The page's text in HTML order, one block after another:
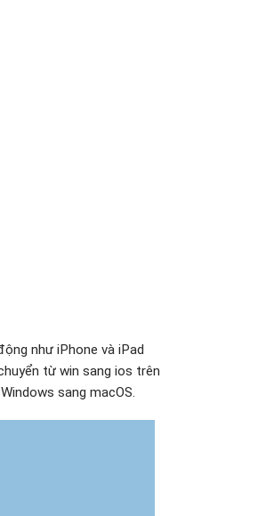
như iPhone và iPad
từ win sang ios trên
sang macOS.